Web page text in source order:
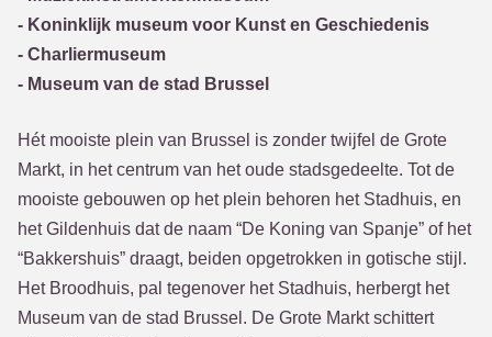
- Koninklijk museum voor Kunst en Geschiedenis
- Charliermuseum
- Museum van de stad Brussel
Hét mooiste plein van Brussel is zonder twijfel de Grote
Markt, in het centrum van het oude stadsgedeelte. Tot de
mooiste gebouwen op het plein behoren het Stadhuis, en
het Gildenhuis dat de naam “De Koning van Spanje” of het
“Bakkershuis” draagt, beiden opgetrokken in gotische stijl.
Het Broodhuis, pal tegenover het Stadhuis, herbergt het
Museum van de stad Brussel. De Grote Markt schittert